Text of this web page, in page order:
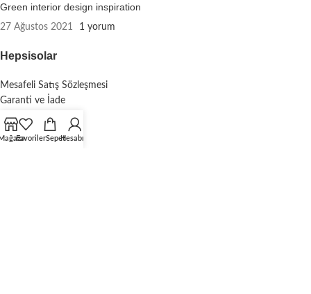
Green interior design inspiration
27 Ağustos 2021 1 yorum
Hepsisolar
Mesafeli Satış Sözleşmesi
Garanti ve İade
Gizlilik Politikası
KVKK
FavorilerSepetHesabım